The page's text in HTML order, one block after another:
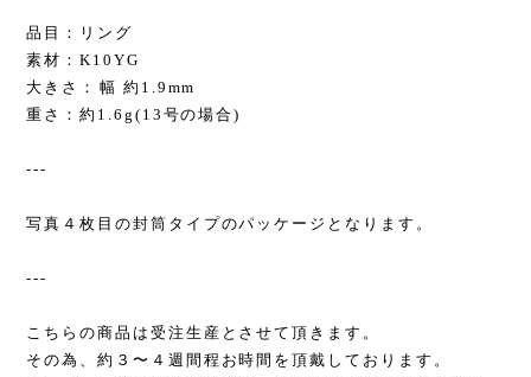
品目：リング
素材：K10YG
大きさ：幅 約1.9mm
重さ：約1.6g(13号の場合)
---
写真４枚目の封筒タイプのパッケージとなります。
---
こちらの商品は受注生産とさせて頂きます。
その為、約３〜４週間程お時間を頂戴しております。